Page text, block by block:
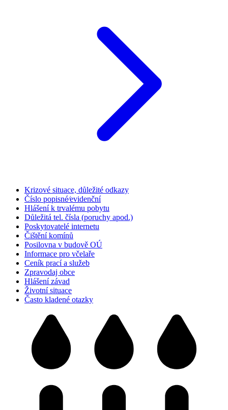
Krizové situace, důležité odkazy
Číslo popisné⁄evidenční
Hlášení k trvalému pobytu
Důležitá tel. čísla (poruchy apod.)
Poskytovatelé internetu
Čištění komínů
Posilovna v budově OÚ
Informace pro včelaře
Ceník prací a služeb
Zpravodaj obce
Hlášení závad
Životní situace
Často kladené otazky